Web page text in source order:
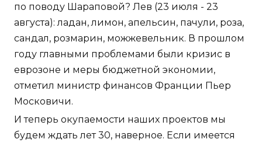
по поводу Шараповой? Лев (23 июля - 23
августа): ладан, лимон, апельсин, пачули, роза,
сандал, розмарин, можжевельник. В прошлом
году главными проблемами были кризис в
еврозоне и меры бюджетной экономии,
отметил министр финансов Франции Пьер
Московичи.
И теперь окупаемости наших проектов мы
будем ждать лет 30, наверное. Если имеется